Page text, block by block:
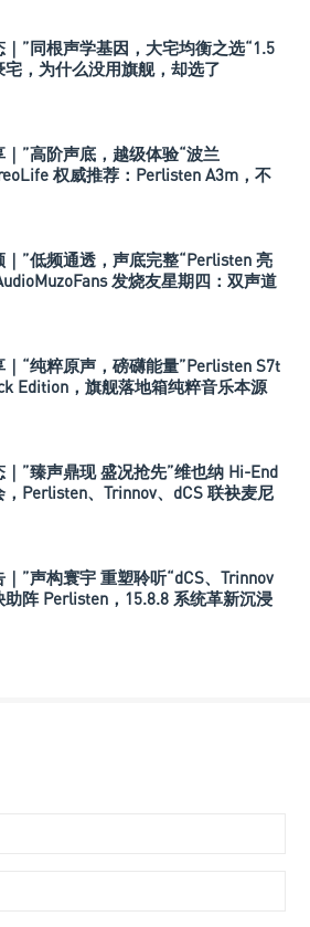
｜”同根声学基因，大宅均衡之选“1.5
宅，为什么没用旗舰，却选了
｜”高阶声底，越级体验“波兰
权威推荐：Perlisten A3m，不
｜”低频通透，声底完整“Perlisten 亮
发烧友星期四：双声道
｜“纯粹原声，磅礴能量”Perlisten S7t
Edition，旗舰落地箱纯粹音乐本源
｜”臻声鼎现 盛况抢先”维也纳 Hi-End
，Perlisten、Trinnov、dCS 联袂麦尼
｜”声构寰宇 重塑聆听“dCS、Trinnov
助阵 Perlisten，15.8.8 系统革新沉浸